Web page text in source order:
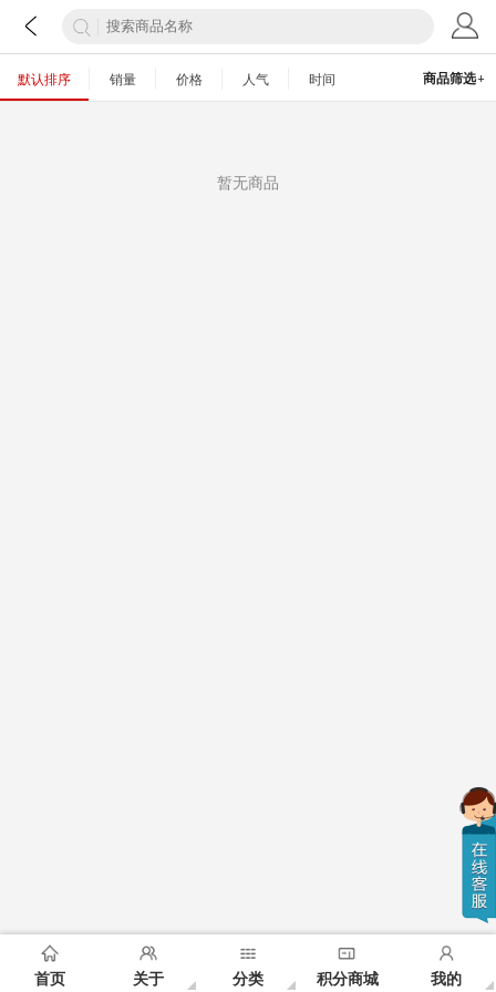
首页 关于 分类 积分商城 我的
商品筛选+
默认排序 销量 价格 人气 时间
暂无商品